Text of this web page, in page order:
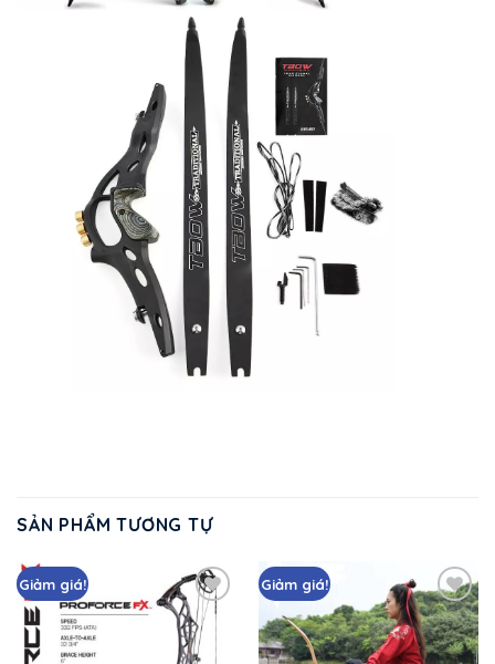
SẢN PHẨM TƯƠNG TỰ
Giảm giá!
Add
to
wishlist
Giảm giá!
Add
to
wishlist